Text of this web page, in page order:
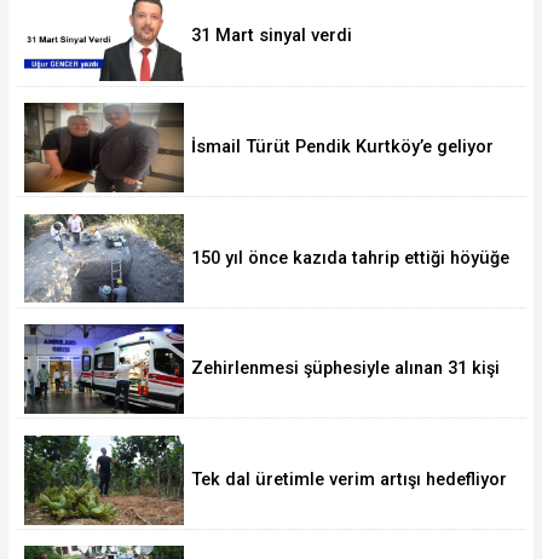
31 Mart sinyal verdi
İsmail Türüt Pendik Kurtköy’e geliyor
150 yıl önce kazıda tahrip ettiği höyüğe
Zehirlenmesi şüphesiyle alınan 31 kişi
Tek dal üretimle verim artışı hedefliyor